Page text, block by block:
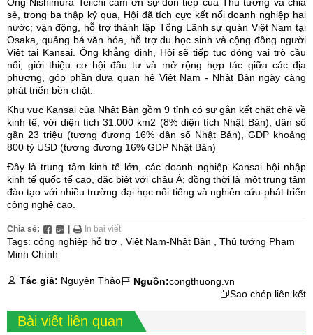
sẻ, trong ba thập kỷ qua, Hội đã tích cực kết nối doanh nghiệp hai
nước; vận động, hỗ trợ thành lập Tổng Lãnh sự quán Việt Nam tại
Osaka, quảng bá văn hóa, hỗ trợ du học sinh và cộng đồng người
Việt tại Kansai. Ông khẳng định, Hội sẽ tiếp tục đóng vai trò cầu
nối, giới thiệu cơ hội đầu tư và mở rộng hợp tác giữa các địa
phương, góp phần đưa quan hệ Việt Nam - Nhật Bản ngày càng
phát triển bền chặt.
Khu vực Kansai của Nhật Bản gồm 9 tỉnh có sự gắn kết chặt chẽ về
kinh tế, với diện tích 31.000 km2 (8% diện tích Nhật Bản), dân số
gần 23 triệu (tương đương 16% dân số Nhật Bản), GDP khoảng
800 tỷ USD (tương đương 16% GDP Nhật Bản)
Đây là trung tâm kinh tế lớn, các doanh nghiệp Kansai hội nhập
kinh tế quốc tế cao, đặc biệt với châu Á; đồng thời là một trung tâm
đào tạo với nhiều trường đại học nổi tiếng và nghiên cứu-phát triển
công nghệ cao.
Chia sẻ: | In bài viết
Tags: công nghiệp hỗ trợ Việt Nam-Nhật Bản
Thủ tướng Phạm
Minh Chính
Tác giả: Nguyên Thảo Nguồn:congthuong.vn
Sao chép liên kết
Bài viết liên quan